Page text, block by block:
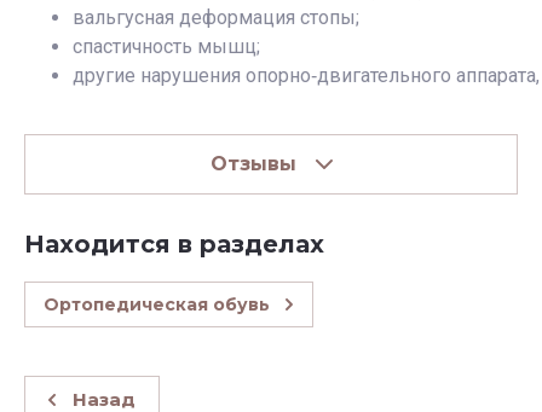
вальгусная деформация стопы;
спастичность мышц;
другие нарушения опорно‑двигательного
Отзывы
Находится в разделах
Ортопедическая обувь
Назад